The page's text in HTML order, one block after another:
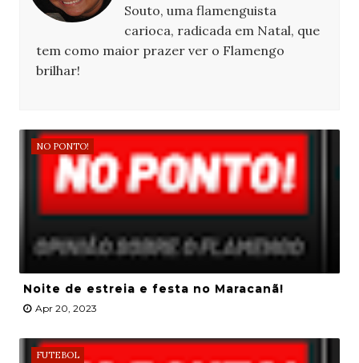
Souto, uma flamenguista
carioca, radicada em Natal, que
tem como maior prazer ver o Flamengo
brilhar!
NO PONTO!
Noite de estreia e festa no Maracanã!
Apr 20, 2023
FUTEBOL